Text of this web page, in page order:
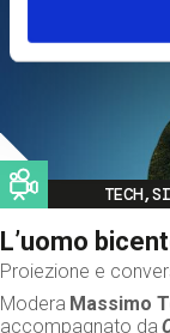
Image
L’uomo
Proiezione e
Modera Massimo
accompagnato da